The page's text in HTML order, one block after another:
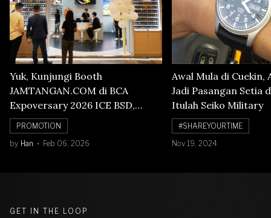
Yuk, Kunjungi Booth
JAMTANGAN.COM di BCA
Expoversary 2026 ICE BSD,
Banyak Diskon Jam Tangan,
Cuma Sampai 8 Februari!
PROMOTION
by Han Feb 06, 2026
Awal Mula di Cuekin,
Jadi Pasangan Setia
Itulah Seiko Military
#SHAREYOURTIME
Nov 19, 2024
GET IN THE LOOP